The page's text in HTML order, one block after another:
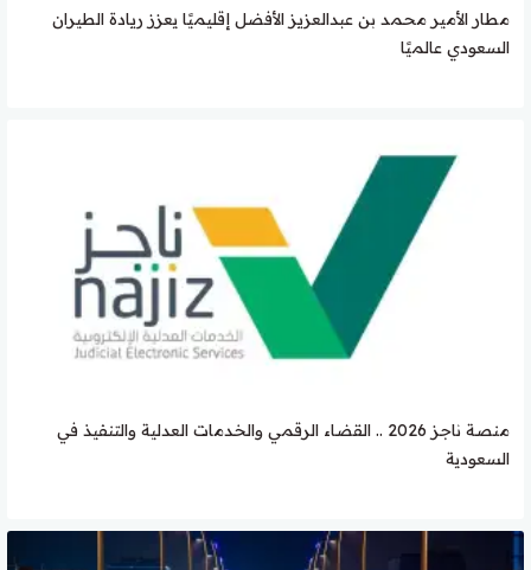
مطار الأمير محمد بن عبدالعزيز الأفضل إقليميًا يعزز ريادة الطيران
السعودي عالميًا
منصة ناجز 2026 .. القضاء الرقمي والخدمات العدلية والتنفيذ في
السعودية